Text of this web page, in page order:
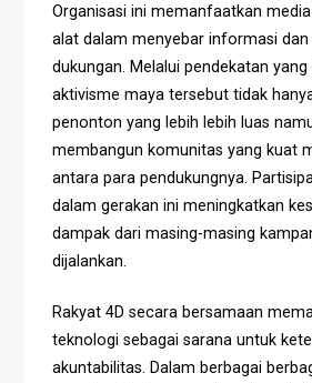
Organisasi ini memanfaatkan
alat dalam menyebar informasi
dukungan. Melalui pendekatan
aktivisme maya tersebut tidak
penonton yang lebih lebih luas
membangun komunitas yang kuat
antara para pendukungnya.
dalam gerakan ini meningkatkan
dampak dari masing-masing
dijalankan.
Rakyat 4D secara bersamaan
teknologi sebagai sarana untuk
akuntabilitas. Dalam berbagai